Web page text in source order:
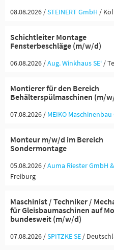
08.08.2026 /STEINERT GmbH /
Schichtleiter Montage
Fensterbeschläge (m/w/d)
06.08.2026 /Aug. Winkhaus SE‘ /
Montierer für den Bereich
Behälterspülmaschinen (m/
07.08.2026 / MEIKO Maschinenbau
Monteur m/w/d im Bereich
Sondermontage
05.08.2026 /Auma Riester GmbH
Freiburg
Maschinist / Techniker /
für Gleisbaumaschinen auf
bundesweit (m/w/d)
07.08.2026 /SPITZKE SE /